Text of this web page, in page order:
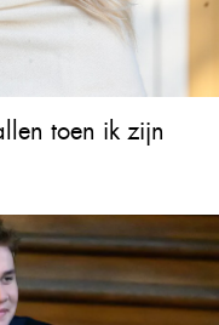
toen ik zijn